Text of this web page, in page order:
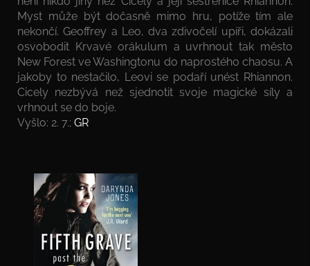
Myst může být dočasně mimo hru, potíže tím ale
nekončí. Geoffrey a Leo, dva zdivočelí upíři, dokázali
osvobodit Krvavé orákulum a uvrhnout tak město
New Forest ve Washingtonu do naprostého chaosu. A
jakoby to nestačilo, Leovi se podaří unést Rhiannon.
Cicely nezbývá než sjednotit svoje magické síly a
vrhnout se do boje.
Vyšlo: 2. 7.; GR